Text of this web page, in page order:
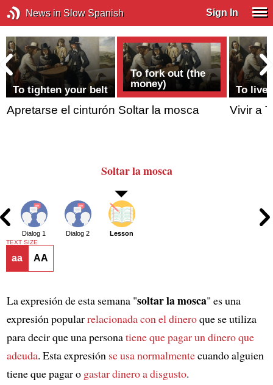
News in Slow Spanish Sign In
To tighten your belt
Apretarse el cinturón
To fork out (the
money)
Soltar la mosca
To live
Vivir a
Soltarla mosca
Dialog 1 Dialog 2 Lesson
TEXT SIZE
aa AA
La expresión de esta semana "soltar la mosca" es una
expresión popularrelacionada con el dineroque se utiliza
para decir que una personatiene que pagar un dinero que
adeuda. Esta expresión se usa normalmentecuando alguien
tiene que pagar o gastar dinero a disgusto.